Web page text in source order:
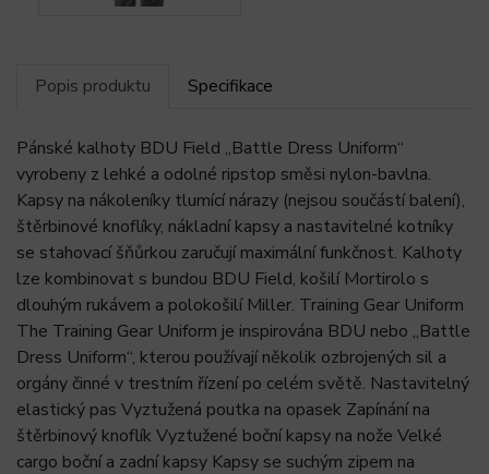
Popis produktu Specifikace
Pánské kalhoty BDU Field „Battle Dress Uniform“
vyrobeny z lehké a odolné ripstop směsi nylon-bavlna.
Kapsy na nákoleníky tlumící nárazy (nejsou součástí balení),
štěrbinové knoflíky, nákladní kapsy a nastavitelné kotníky
se stahovací šňůrkou zaručují maximální funkčnost. Kalhoty
lze kombinovat s bundou BDU Field, košilí Mortirolo s
dlouhým rukávem a polokošilí Miller. Training Gear Uniform
The Training Gear Uniform je inspirována BDU nebo „Battle
Dress Uniform“, kterou používají několik ozbrojených sil a
orgány činné v trestním řízení po celém světě. Nastavitelný
elastický pas Vyztužená poutka na opasek Zapínání na
štěrbinový knoflík Vyztužené boční kapsy na nože Velké
cargo boční a zadní kapsy Kapsy se suchým zipem na